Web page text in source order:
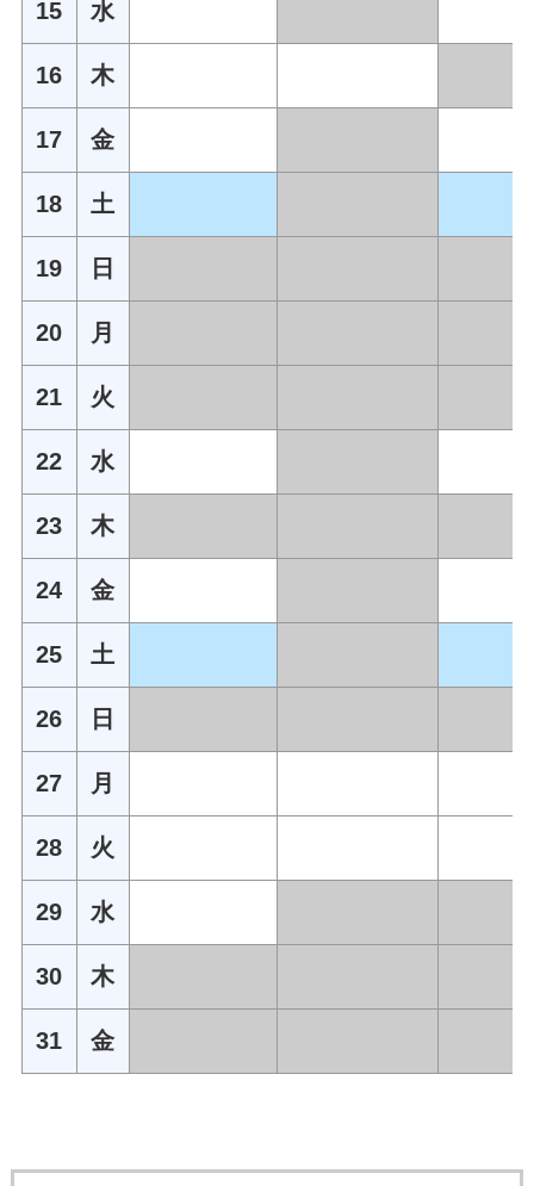
15 水
16 木
17 金
18 土
19 日
20 月
21 火
22 水
23 木
24 金
25 土
26 日
27 月
28 火
29 水
30 木
31 金